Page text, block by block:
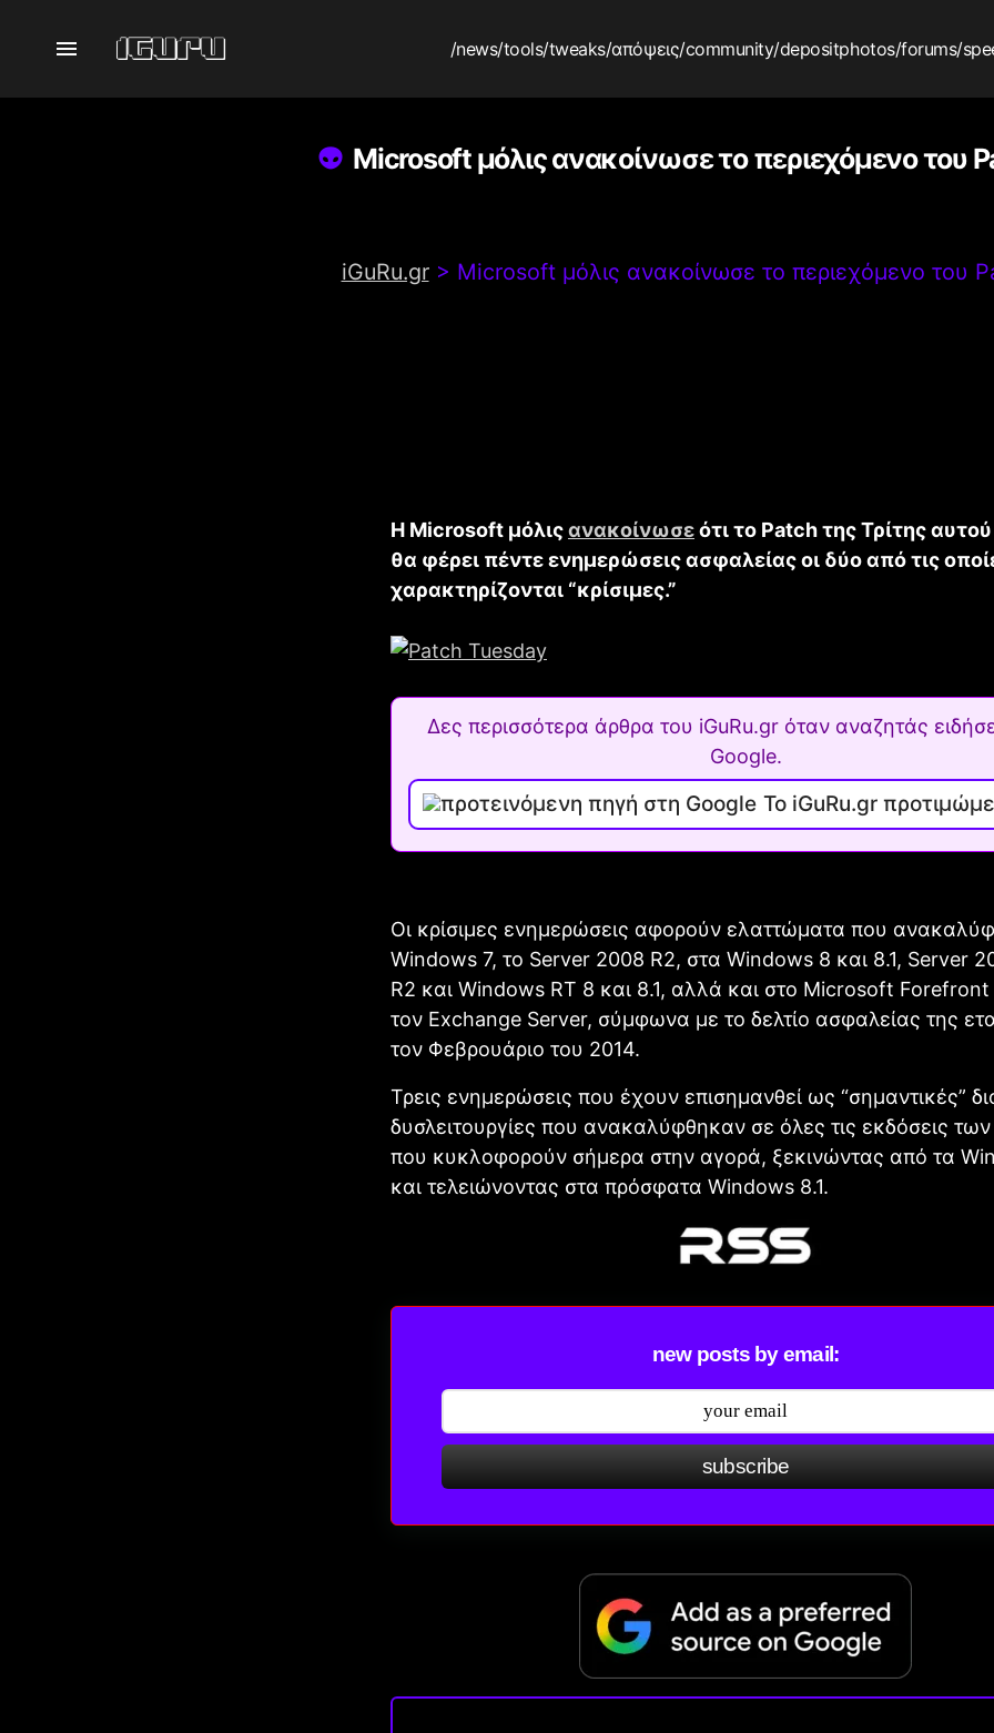
/news/tools/tweaks/απόψεις/community/depositphotos/forums/
Microsoft μόλις ανακοίνωσε το περιεχόμενο του
iGuRu.gr> Microsoft μόλις ανακοίνωσε το περιεχόμενο του
Η Microsoft μόλιςανακοίνωσεότι το Patch της Τρίτης
θα φέρει πέντε ενημερώσεις ασφαλείας οι δύο από τις
χαρακτηρίζονται “κρίσιμες.”
Δες περισσότερα άρθρα του iGuRu.gr όταν αναζητάς
Google.
Το iGuRu.gr
Οι κρίσιμες ενημερώσεις αφορούν ελαττώματα που
Windows 7, το Server 2008 R2, στα Windows 8 και 8.1, Server
R2 και Windows RT 8 και 8.1, αλλά και στο Microsoft Forefront
τον Exchange Server, σύμφωνα με το δελτίο ασφαλείας της
τον Φεβρουάριο του 2014.
Τρεις ενημερώσεις που έχουν επισημανθεί ως “σημαντικές”
δυσλειτουργίες που ανακαλύφθηκαν σε όλες τις εκδόσεις
που κυκλοφορούν σήμερα στην αγορά, ξεκινώντας από τα
και τελειώνοντας στα πρόσφατα Windows 8.1.
new posts by email:
subscribe